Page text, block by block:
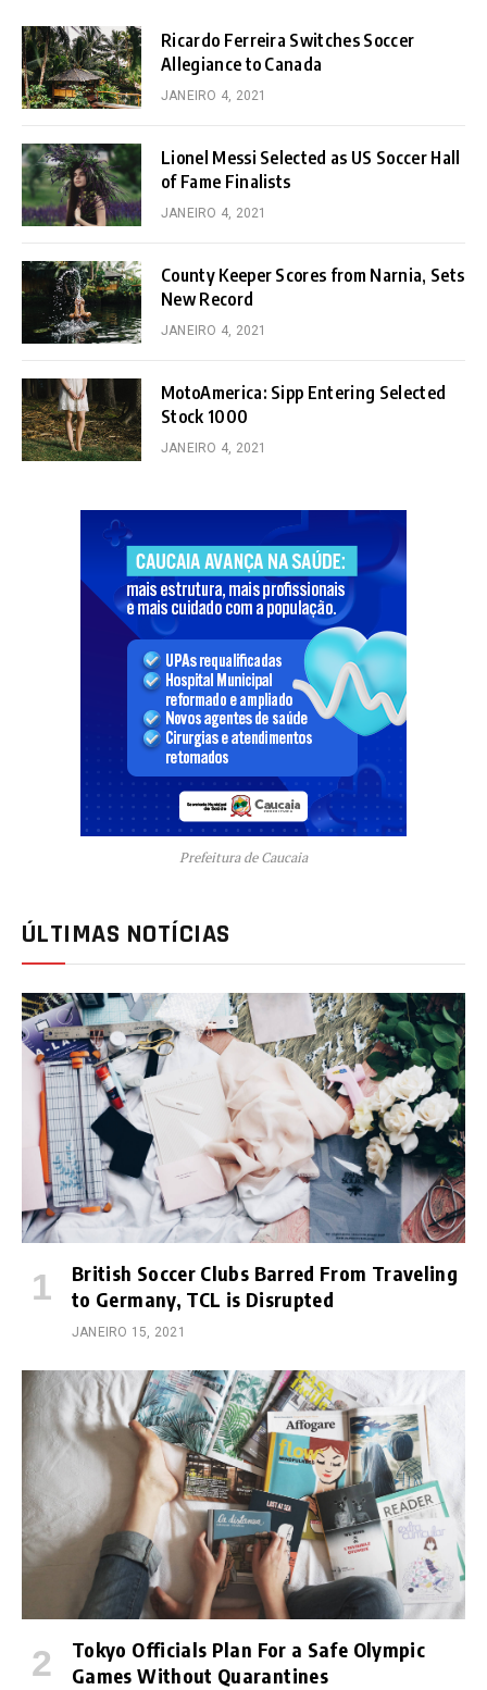
Ricardo Ferreira Switches Soccer
Allegiance to Canada
JANEIRO 4, 2021
Lionel Messi Selected as US Soccer Hall
of Fame Finalists
JANEIRO 4, 2021
County Keeper Scores from Narnia, Sets
New Record
JANEIRO 4, 2021
MotoAmerica: Sipp Entering Selected
Stock 1000
JANEIRO 4, 2021
Prefeitura de Caucaia
ÚLTIMAS NOTÍCIAS
British Soccer Clubs Barred From Traveling
to Germany, TCL is Disrupted
JANEIRO 15, 2021
Tokyo Officials Plan For a Safe Olympic
Games Without Quarantines